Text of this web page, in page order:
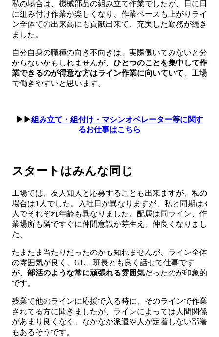
私の場合は、機械部品の組み立て作業でしたが、日に日
に組み付け作業が楽しくなり、作業ペースも上がりライ
ン全体での出来高にも貢献出来て、充実した勤務が続き
ました。
自分自身の職種の向き不向きは、実際働いてみないと分
からないかもしれませんが、 ひとつのことを集中して作
業できるのが得意な方はライン作業に向いていて、工場
で働きやすいと思います。
▶▶組み立て・組付け・マシンオペレーター等に関す
るお仕事はこちら
スタートはみんな同じ
工場では、友人知人と応募することも出来ますが、私の
場合は1人でした。入社日が異なりますが、私と同期は3
人でそれぞれ年齢も異なりました。配属は同ライン、作
業場所も隣ですぐに仲間意識が芽生え、仲良くなりまし
た。
たまたま当たりだったのかも知れませんが、ライン全体
の雰囲気が良く、GL、班長とも良く話せて仕事です
が、 部活のような常に頑張れる雰囲気だったのが印象的
です。
残業で他のラインに応援で入る時に、そのラインで作業
されてる方に聞きましたが、ラインによっては人間関係
があまり良くなく、なかなか派遣や人が定着しない部署
もあるそうです。